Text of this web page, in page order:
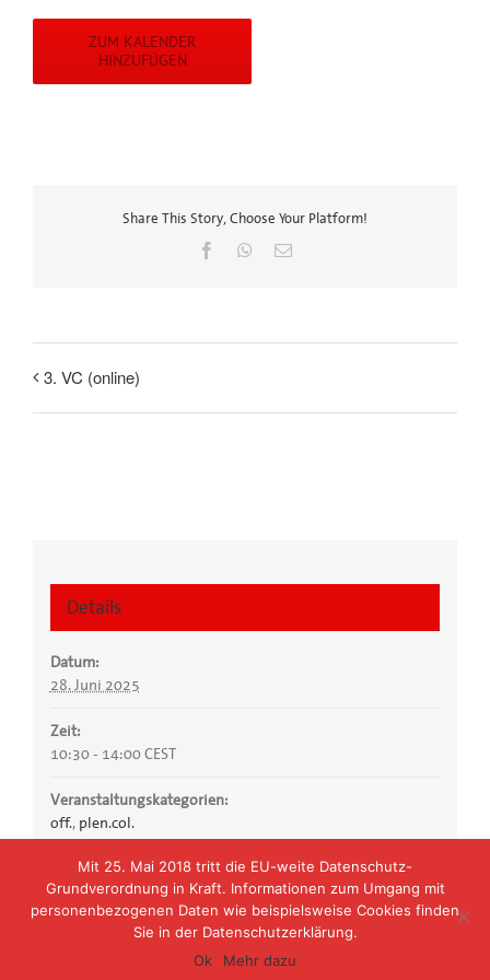
ZUM KALENDER
HINZUFÜGEN
Share This Story, Choose Your Platform!
FacebookWhatsApp
E-
3. VC (online)
Details
Datum:
28. Juni 2025
Zeit:
10:30 - 14:00 CEST
Veranstaltungskategorien:
off., plen.col.
Ⓒ 2019 C.St.V. Salia Babenberg in der VCS
Mit 25. Mai 2018 tritt die EU-weite Datenschutz-
Grundverordnung in Kraft. Informationen zum Umgang mit
personenbezogenen Daten wie beispielsweise Cookies finden
Sie in der Datenschutzerklärung.
Ok
Mehr dazu